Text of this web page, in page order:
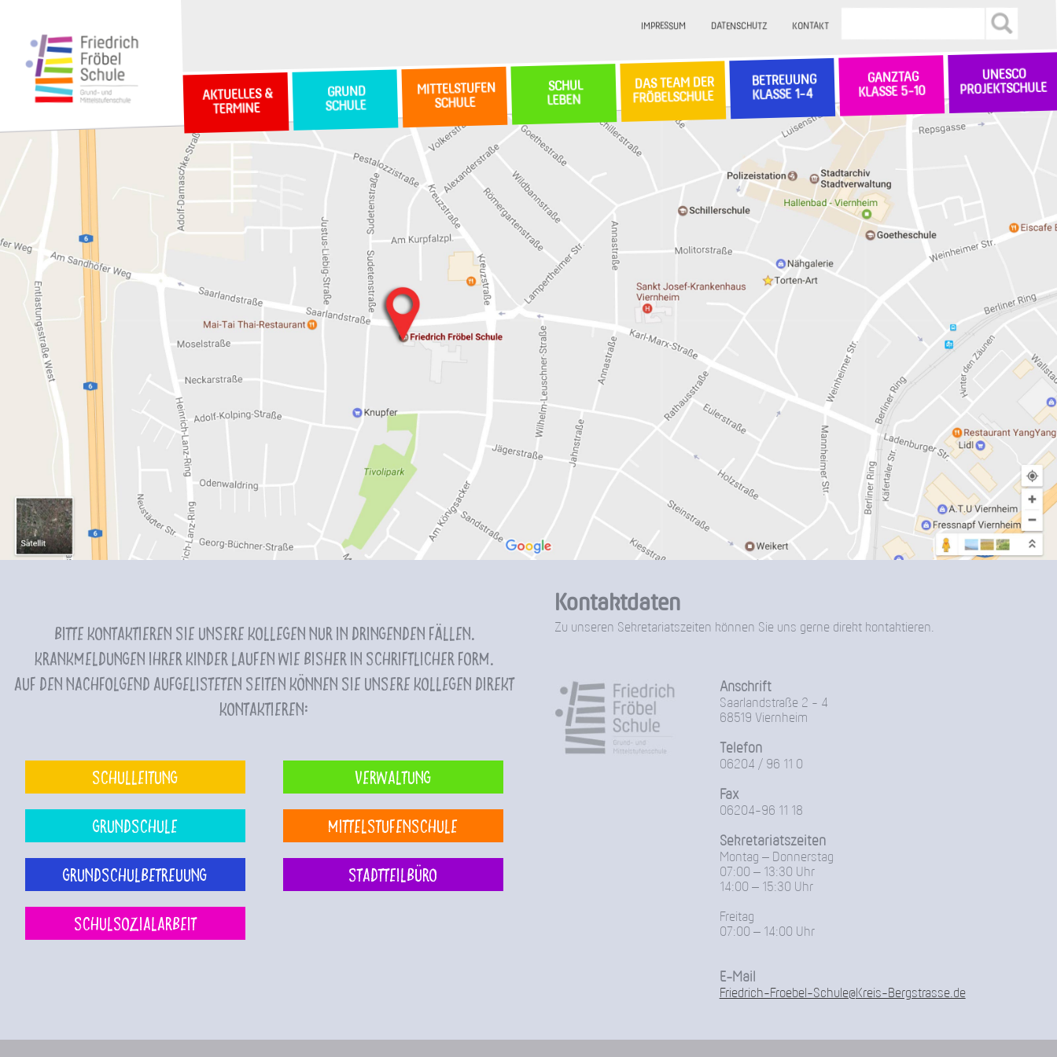
IMPRESSUM DATENSCHUTZ KONTAKT
AKTUELLES &
TERMINE
GRUND
SCHULE
MITTELSTUFEN
SCHULE
SCHUL
LEBEN
DAS TEAM DER
FRÖBELSCHULE
BETREUUNG
KLASSE 1-4
GANZTAG
KLASSE 5-10
UNESCO
PROJEKTSCHULE
Bitte kontaktieren Sie unsere Kollegen nur in dringenden Fällen.
Krankmeldungen Ihrer Kinder laufen wie bisher in schriftlicher Form.
Auf den nachfolgend aufgelisteten Seiten können Sie unsere Kollegen direkt
kontaktieren:
Schulleitung Verwaltung
Grundschule Mittelstufenschule
Grundschulbetreuung Stadtteilbüro
Schulsozialarbeit
Kontaktdaten
Zu unseren Sekretariatszeiten können Sie uns gerne direkt kontaktieren.
Anschrift
Saarlandstraße 2 - 4
68519 Viernheim
Telefon
06204 / 96 11 0
Fax
06204-96 11 18
Sekretariatszeiten
Montag – Donnerstag
07:00 – 13:30 Uhr
14:00 – 15:30 Uhr
Freitag
07:00 – 14:00 Uhr
E-Mail
Friedrich-Froebel-Schule@Kreis-Bergstrasse.de